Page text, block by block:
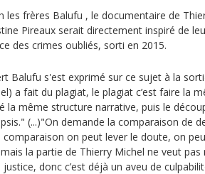
les frères Balufu , le documentaire de
Pireaux serait directement inspiré de
des crimes oubliés, sorti en 2015.
Balufu s'est exprimé sur ce sujet à la
a fait du plagiat, le plagiat c’est faire la
la même structure narrative, puis le
(...)"On demande la comparaison de
comparaison on peut lever le doute, on
la partie de Thierry Michel ne veut
justice, donc c’est déjà un aveu de